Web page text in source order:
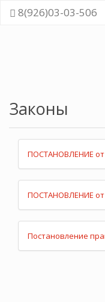
8(926)03-03-506
Законы
ПОСТАНОВЛЕНИЕ от
ПОСТАНОВЛЕНИЕ от
Постановление